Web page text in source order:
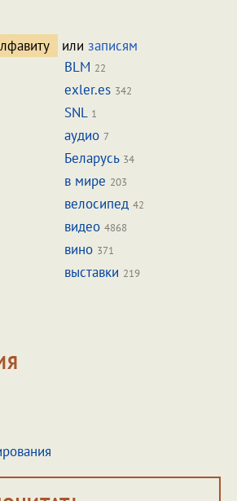
или записям
BLM 22
exler.es 342
SNL 1
аудио 7
Беларусь 34
в мире 203
велосипед 42
видео 4868
вино 371
выставки 219